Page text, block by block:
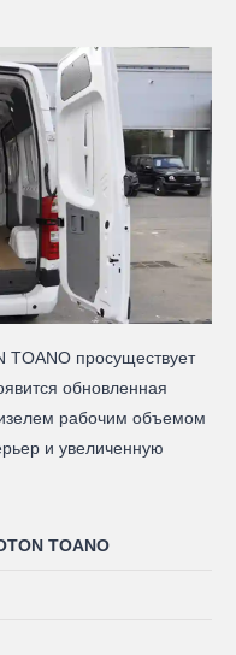
просуществует
обновленная
рабочим объемом
и увеличенную
TOANO